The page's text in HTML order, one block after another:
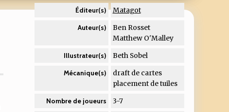
Éditeur(s) Matagot
Auteur(s)
Ben Rosset
Matthew O'Malley
Illustrateur(s) Beth Sobel
Mécanique(s)
draft de cartes
placement de tuiles
Nombre de joueurs 3-7